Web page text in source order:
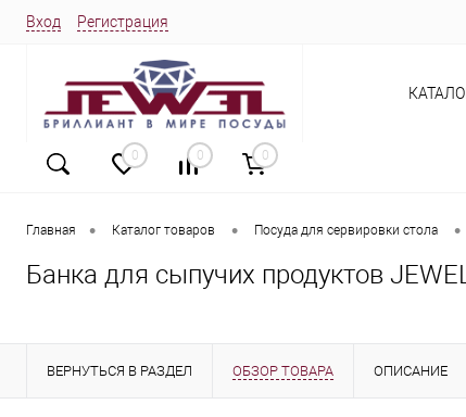
Вход Регистрация
0 0 0
Главная • Каталог товаров • Посуда для сервировки стола •
Банка для сыпучих продуктов
ВЕРНУТЬСЯ В РАЗДЕЛ ОБЗОР ТОВАРА ОПИСАНИЕ